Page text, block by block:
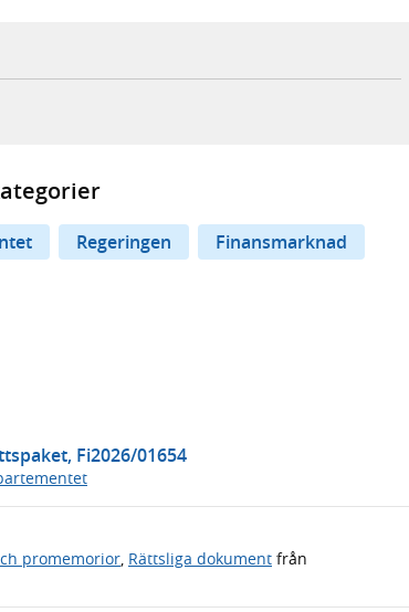
flik, extern webbplats,
öppnar din e-postklient,
Regeringen
Finansmarknad
Fi2026/01654
promemorior, Rättsliga dokument från